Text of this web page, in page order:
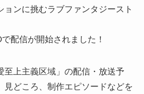
ョンに挑むラブファンタジースト
配信が開始されました！
至上主義区域」の配信・放送予
見どころ、制作エピソードなどを